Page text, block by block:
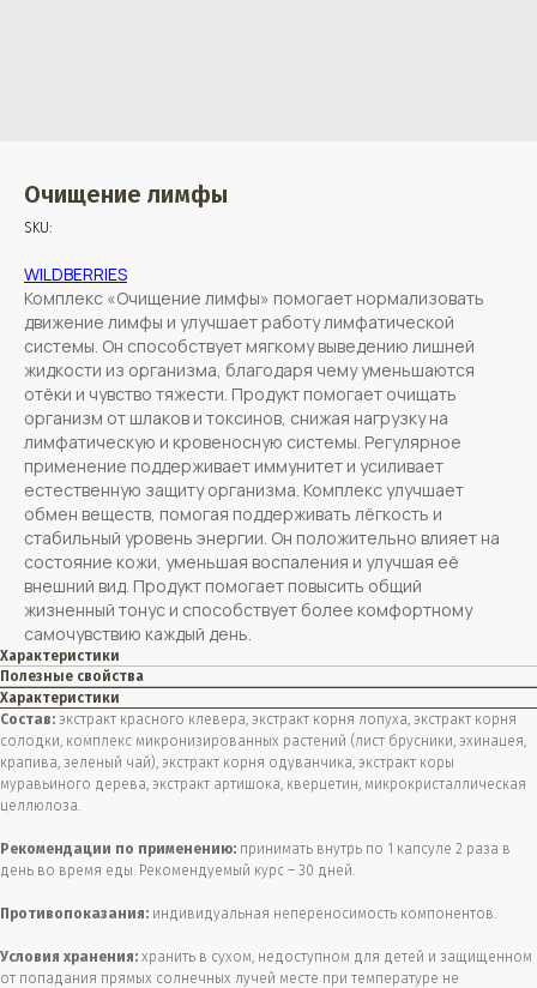
Очищение лимфы
SKU:
WILDBERRIES
Комплекс «Очищение лимфы» помогает нормализовать
движение лимфы и улучшает работу лимфатической
системы. Он способствует мягкому выведению лишней
жидкости из организма, благодаря чему уменьшаются
отёки и чувство тяжести. Продукт помогает очищать
организм от шлаков и токсинов, снижая нагрузку на
лимфатическую и кровеносную системы. Регулярное
применение поддерживает иммунитет и усиливает
естественную защиту организма. Комплекс улучшает
обмен веществ, помогая поддерживать лёгкость и
стабильный уровень энергии. Он положительно влияет на
состояние кожи, уменьшая воспаления и улучшая её
внешний вид. Продукт помогает повысить общий
жизненный тонус и способствует более комфортному
самочувствию каждый день.
Характеристики
Полезные свойства
Характеристики
Состав: экстракт красного клевера, экстракт корня лопуха, экстракт корня
солодки, комплекс микронизированных растений (лист брусники, эхинацея,
крапива, зеленый чай), экстракт корня одуванчика, экстракт коры
муравьиного дерева, экстракт артишока, кверцетин, микрокристаллическая
целлюлоза.
Рекомендации по применению: принимать внутрь по 1 капсуле 2 раза в
день во время еды. Рекомендуемый курс – 30 дней.
Противопоказания: индивидуальная непереносимость компонентов.
Условия хранения: хранить в сухом, недоступном для детей и защищенном
от попадания прямых солнечных лучей месте при температуре не